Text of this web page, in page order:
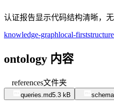
认证报告显示代码结构清晰，
knowledge-graphlocal-first
ontology 内容
references文件夹
queries.md5.3 kB